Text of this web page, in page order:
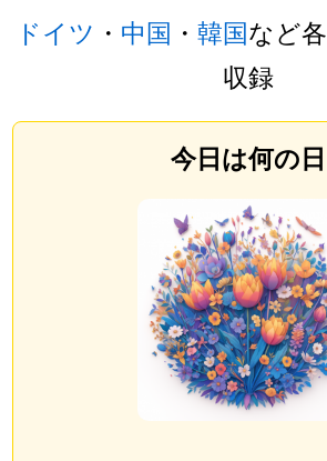
ドイツ ・ 中国 ・ 韓国など
収録
今日は何の日